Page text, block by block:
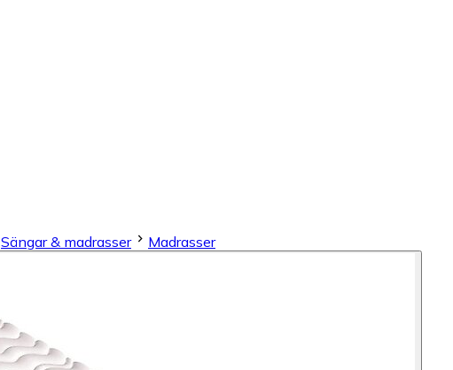
Sängar & madrasser Madrasser